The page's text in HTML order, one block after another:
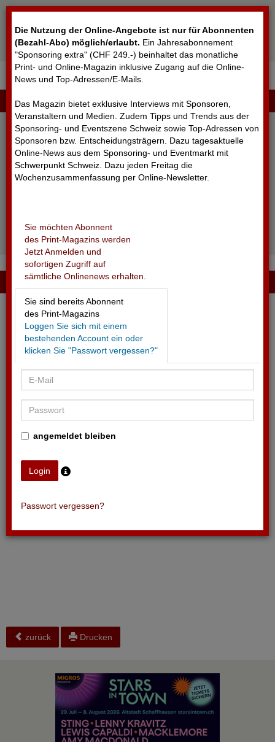
Die Nutzung der Online-Angebote ist nur für Abonnenten
(Bezahl-Abo) möglich/erlaubt. Ein Jahresabonnement
"Sponsoring extra" (CHF 249.-) beinhaltet das monatliche
Print- und Online-Magazin inklusive Zugang auf die Online-
News und Top-Adressen/E-Mails.
Das Magazin bietet exklusive Interviews mit Sponsoren,
Veranstaltern und Medien. Zudem Tipps und Trends aus der
Sponsoring- und Eventszene Schweiz sowie Top-Adressen von
Sponsoren bzw. Entscheidungsträgern. Dazu tagesaktuelle
Online-News aus dem Sponsoring- und Eventmarkt mit
Schwerpunkt Schweiz. Dazu jeden Freitag die
Wochenzusammenfassung per Online-Newsletter.
Sie möchten Abonnent
des Print-Magazins werden
Jetzt Anmelden und
sofortigen Zugriff auf
sämtliche Onlinenews erhalten.
Sie sind bereits Abonnent
des Print-Magazins
Loggen Sie sich mit einem
bestehenden Account ein oder
klicken Sie "Passwort vergessen?"
angemeldet bleiben
Passwort vergessen?
LOGIN
Passwort vergessen?
Noch nicht registriert?
16.05.2026 - EVZ
Update zur Stadion-Erweiterung
zurück Drucken
Cookie-Einstellungen